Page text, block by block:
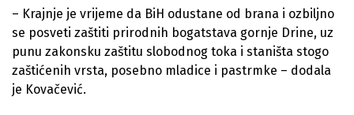
– Krajnje je vrijeme da BiH odustane od brana i ozbiljno
se posveti zaštiti prirodnih bogatstava gornje Drine, uz
punu zakonsku zaštitu slobodnog toka i staništa stogo
zaštićenih vrsta, posebno mladice i pastrmke – dodala
je Kovačević.